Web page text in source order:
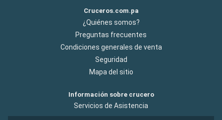
Cruceros.com.pa
¿Quiénes somos?
Preguntas frecuentes
Condiciones generales de venta
Seguridad
Mapa del sitio
Información sobre crucero
Servicios de Asistencia